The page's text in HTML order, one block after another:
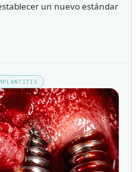
un nuevo estándar